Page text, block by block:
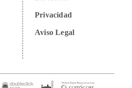
Privacidad
Aviso Legal